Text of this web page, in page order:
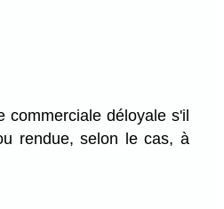
commerciale déloyale s'il
rendue, selon le cas, à